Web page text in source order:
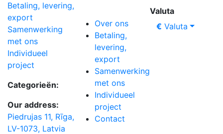
Betaling, levering,
export
Samenwerking
met ons
Individueel
project
Categorieën:
Our address:
Piedrujas 11, Rīga,
LV-1073, Latvia
Over ons
Betaling,
levering,
export
Samenwerking
met ons
Individueel
project
Contact
Valuta
€ Valuta